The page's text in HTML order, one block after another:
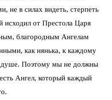
не в силах видеть, стерпеть
исходил от Престола Царя
благородным Ангелам
как нянька, к каждому
душе. Поэтому мы не должны
Ангел, который каждый